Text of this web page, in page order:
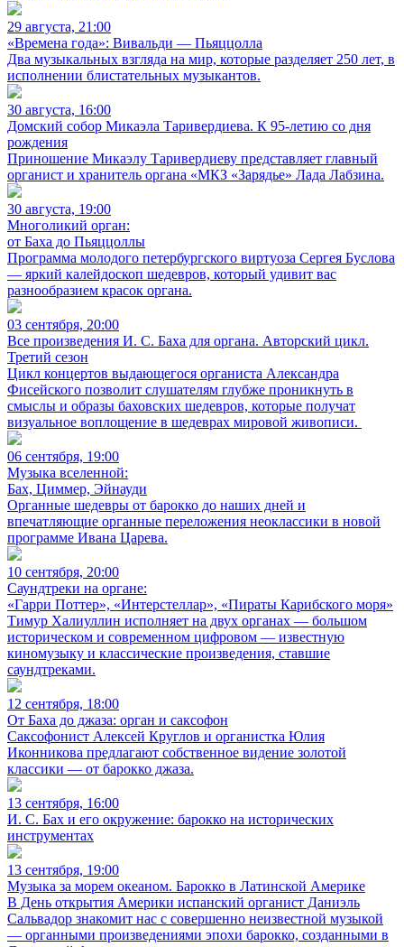
29 августа, 21:00
«Времена года»: Вивальди — Пьяццолла
Два музыкальных взгляда на мир, которые разделяет 250 лет, в
исполнении блистательных музыкантов.
30 августа, 16:00
Домский собор Микаэла Таривердиева. К 95-летию со дня
рождения
Приношение Микаэлу Таривердиеву представляет главный
органист и хранитель органа «МКЗ «Зарядье» Лада Лабзина.
30 августа, 19:00
Многоликий орган:
от Баха до Пьяццоллы
Программа молодого петербургского виртуоза Сергея Буслова
— яркий калейдоскоп шедевров, который удивит вас
разнообразием красок органа.
03 сентября, 20:00
Все произведения И. С. Баха для органа. Авторский цикл.
Третий сезон
Цикл концертов выдающегося органиста Александра
Фисейского позволит слушателям глубже проникнуть в
смыслы и образы баховских шедевров, которые получат
визуальное воплощение в шедеврах мировой живописи.
06 сентября, 19:00
Музыка вселенной:
Бах, Циммер, Эйнауди
Органные шедевры от барокко до наших дней и
впечатляющие органные переложения неоклассики в новой
программе Ивана Царева.
10 сентября, 20:00
Саундтреки на органе:
«Гарри Поттер», «Интерстеллар», «Пираты Карибского моря»
Тимур Халиуллин исполняет на двух органах — большом
историческом и современном цифровом — известную
киномузыку и классические произведения, ставшие
саундтреками.
12 сентября, 18:00
От Баха до джаза: орган и саксофон
Саксофонист Алексей Круглов и органистка Юлия
Иконникова предлагают собственное видение золотой
классики — от барокко джаза.
13 сентября, 16:00
И. С. Бах и его окружение: барокко на исторических
инструментах
13 сентября, 19:00
Музыка за морем океаном. Барокко в Латинской Америке
В День открытия Америки испанский органист Даниэль
Сальвадор знакомит нас с совершенно неизвестной музыкой
— органными произведениями эпохи барокко, созданными в